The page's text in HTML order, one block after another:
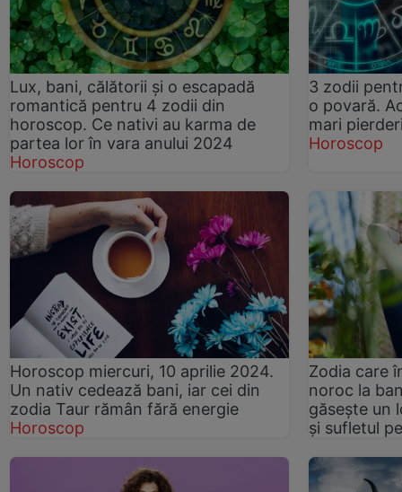
Lux, bani, călătorii și o escapadă
romantică pentru 4 zodii din
horoscop. Ce nativi au karma de
partea lor în vara anului 2024
Horoscop
3 zodii
o povară.
mari
Horoscop
Horoscop miercuri, 10 aprilie 2024.
Un nativ cedează bani, iar cei din
zodia Taur rămân fără energie
Horoscop
Zodia care
noroc la
găsește un
și sufletul